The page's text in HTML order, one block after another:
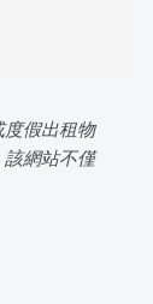
假出租物
網站不僅